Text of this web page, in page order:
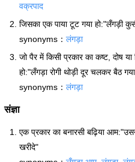
वक्रपाद
जिसका एक पाया टूट गया हो:"लँगड़ी
synonyms： लंगड़ा
जो पैर में किसी प्रकार का कष्ट, दोष
हो:"लँगड़ा रोगी थोड़ी दूर चलकर बैठ
synonyms： लंगड़ा
संज्ञा
एक प्रकार का बनारसी बढ़िया
खरीदे"